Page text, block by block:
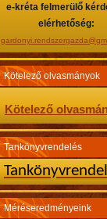
e-kréta felmerülő
elérhetőség:
Kötelező olvasmányok
Kötelező
Tankönyvrendelés
Méréseredményeink